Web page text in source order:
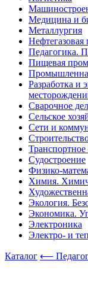
Медицина и
Металлургия
Педагогика.
Пищевая
Разработка и
Сварочное
Сельское
Сети и
Судостроение
Физико-
Химия.
Экология.
Экономика.
Электроника
Электро- и
Каталог ⟵